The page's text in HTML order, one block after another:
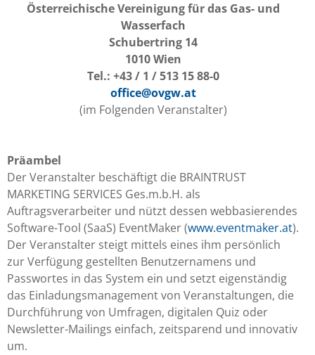
Österreichische Vereinigung für das Gas- und
Wasserfach
Schubertring 14
1010 Wien
Tel.: +43 / 1 / 513 15 88-0
office@ovgw.at
(im Folgenden Veranstalter)
Präambel
Der Veranstalter beschäftigt die BRAINTRUST
MARKETING SERVICES Ges.m.b.H. als
Auftragsverarbeiter und nützt dessen webbasierendes
Software-Tool (SaaS) EventMaker (www.eventmaker.at).
Der Veranstalter steigt mittels eines ihm persönlich
zur Verfügung gestellten Benutzernamens und
Passwortes in das System ein und setzt eigenständig
das Einladungsmanagement von Veranstaltungen, die
Durchführung von Umfragen, digitalen Quiz oder
Newsletter-Mailings einfach, zeitsparend und innovativ
um.